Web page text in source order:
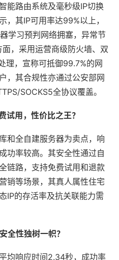
能路由系统及毫秒级IP切换
，其IP可用率达99%以上，
学习预判网络拥塞，异常节
，采用运营商级防火墙、双
理，宣称可抵御99.7%的网
，其合规性亦通过公安部网
SOCKS5全协议覆盖。
用，性价比之王？
和全自建服务器为卖点，响
功率较高。其安全性通过自
链路，支持免费试用和退款
销等场景，其真人属性住宅
IP的存活率及抗关联能力需
全性独树一帜？
均响应时间2.34秒，成功率